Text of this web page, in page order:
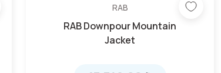
RAB
RAB Downpour Mountain
Jacket